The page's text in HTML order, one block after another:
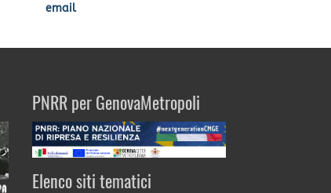
email
PNRR per GenovaMetropoli
Elenco siti tematici